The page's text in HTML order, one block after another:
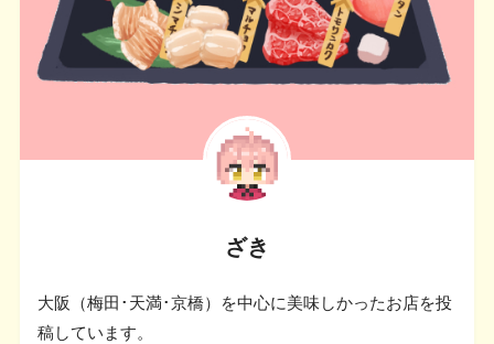
ざき
大阪（梅田･天満･京橋）を中心に美味しかったお店を投
稿しています。